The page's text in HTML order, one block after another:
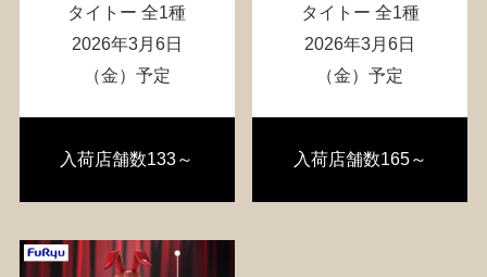
タイトー 全1種
2026年3月6日
（金）予定
タイトー 全1種
2026年3月6日
（金）予定
入荷店舗数133～ 入荷店舗数165～